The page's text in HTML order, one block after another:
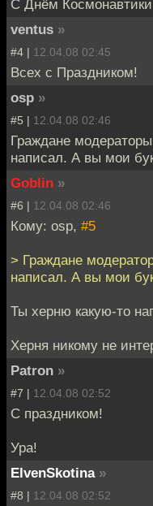
С Днём
ventus »
#4 | 12.04.08 02:45
Всех с Праздником!
osp »
#5 | 12.04.08 02:46
Граждане
написал. А вы мои
Goblin »
#6 | 12.04.08 02:46
Кому: osp, #5
> Граждане
написал. А вы мои
Ты херню какую-то
Херня никому не
Patron »
#7 | 12.04.08 02:52
С праздником!
Ура!
ElvenSkotina »
#8 | 12.04.08 02:52